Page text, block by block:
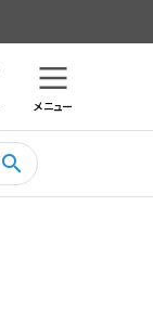
メニュー
search